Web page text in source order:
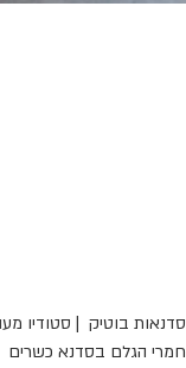
סדנאות בוטיק  | סטודיו
חמרי הגלם בסדנא כשרים